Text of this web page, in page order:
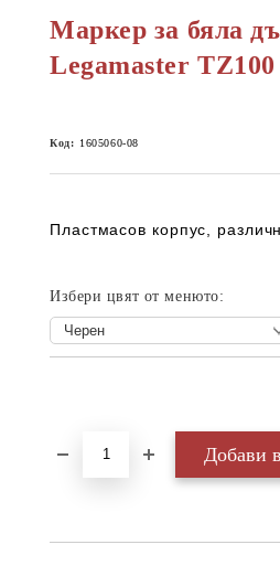
Маркер за бяла
Legamaster TZ100
Код: 1605060-08
Пластмасов корпус,
Избери цвят от менюто: